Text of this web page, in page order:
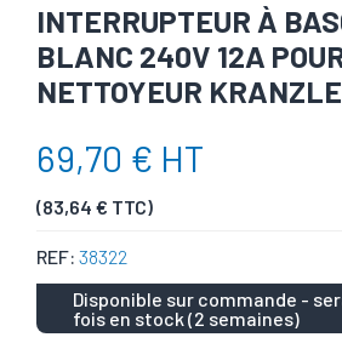
INTERRUPTEUR À
BLANC 240V 12A
NETTOYEUR KRANZLE
69,70 € HT
(83,64 € TTC)
REF: 38322
Disponible sur commande -
fois en stock (2 semaines)